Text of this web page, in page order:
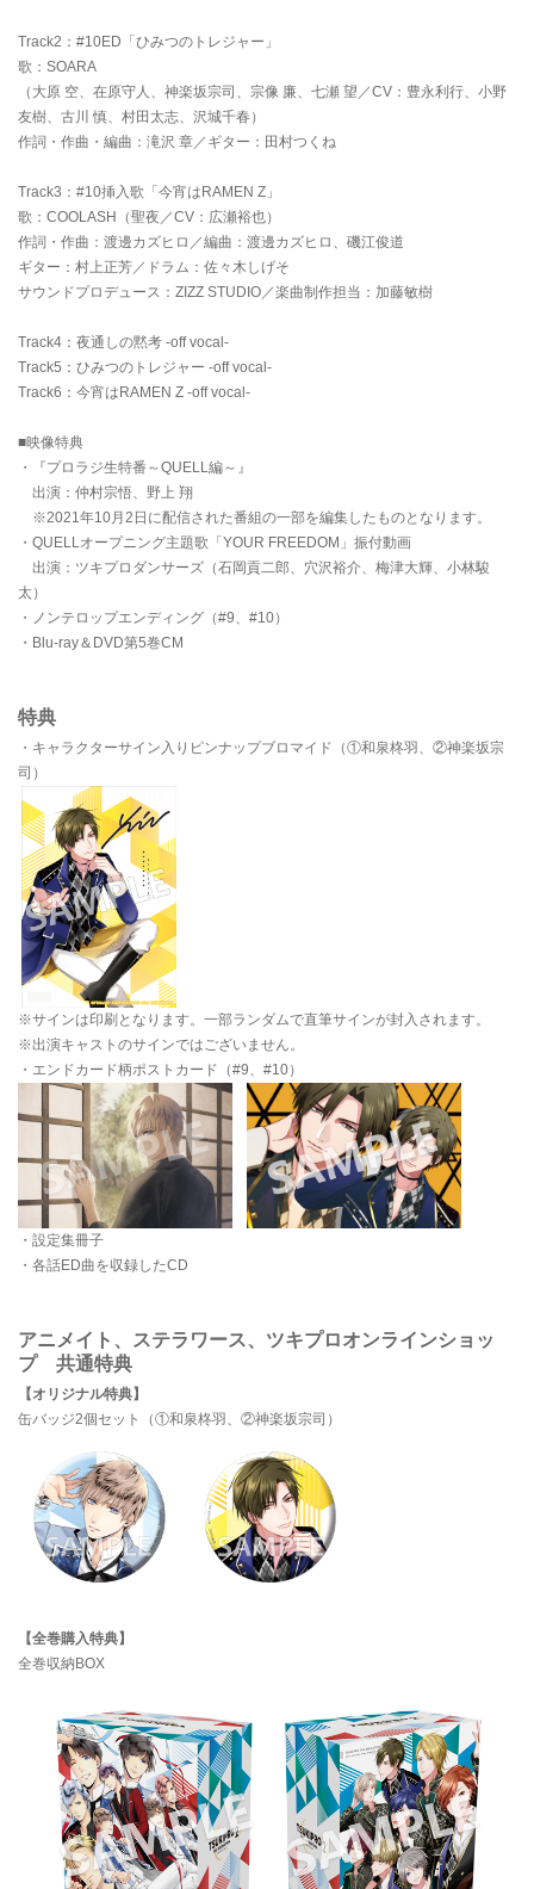
Track2：#10ED「ひみつのトレジャー」
歌：SOARA
（大原 空、在原守人、神楽坂宗司、宗像 廉、七瀬 望／CV：豊永利行、小野
友樹、古川 慎、村田太志、沢城千春）
作詞・作曲・編曲：滝沢 章／ギター：田村つくね
Track3：#10挿入歌「今宵はRAMEN Z」
歌：COOLASH（聖夜／CV：広瀬裕也）
作詞・作曲：渡邊カズヒロ／編曲：渡邊カズヒロ、磯江俊道
ギター：村上正芳／ドラム：佐々木しげそ
サウンドプロデュース：ZIZZ STUDIO／楽曲制作担当：加藤敏樹
Track4：夜通しの黙考 -off vocal-
Track5：ひみつのトレジャー -off vocal-
Track6：今宵はRAMEN Z -off vocal-
■映像特典
・『プロラジ生特番～QUELL編～』
出演：仲村宗悟、野上 翔
※2021年10月2日に配信された番組の一部を編集したものとなります。
・QUELLオープニング主題歌「YOUR FREEDOM」振付動画
出演：ツキプロダンサーズ（石岡貢二郎、穴沢裕介、梅津大輝、小林駿
太）
・ノンテロップエンディング（#9、#10）
・Blu-ray＆DVD第5巻CM
特典
・キャラクターサイン入りピンナップブロマイド（①和泉柊羽、②神楽坂宗
司）
※サインは印刷となります。一部ランダムで直筆サインが封入されます。
※出演キャストのサインではございません。
・エンドカード柄ポストカード（#9、#10）
・設定集冊子
・各話ED曲を収録したCD
アニメイト、ステラワース、ツキプロオンラインショッ
プ 共通特典
【オリジナル特典】
缶バッジ2個セット（①和泉柊羽、②神楽坂宗司）
【全巻購入特典】
全巻収納BOX